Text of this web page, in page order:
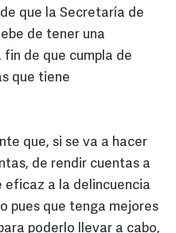
que la Secretaría de
de tener una
de que cumpla de
que tiene
que, si se va a hacer
de rendir cuentas a
eficaz a la delincuencia
pues que tenga mejores
poderlo llevar a cabo,